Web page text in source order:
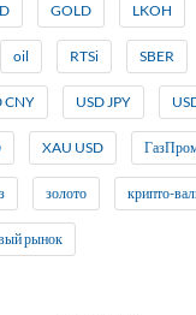
GOLD LKOH
oil RTSi SBER
CNY USD JPY
XAU USD
золото крипто-
рынок